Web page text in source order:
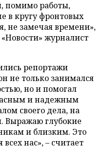
помимо работы,
в кругу фронтовых
не замечая времени»,
журналист
репортажи
не только занимался
но и помогал
и надежным
своего дела, на
Выражаю глубокие
и близким. Это
нас», – считает